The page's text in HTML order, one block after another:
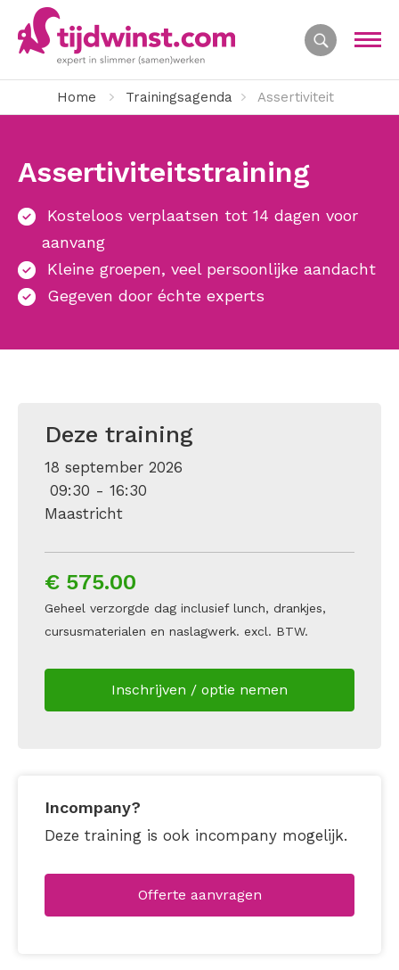
Home Trainingsagenda Assertiviteit
Assertiviteitstraining
Kosteloos verplaatsen tot 14 dagen voor
aanvang
Kleine groepen, veel persoonlijke aandacht
Gegeven door échte experts
Deze training
18 september 2026
09:30 - 16:30
Maastricht
€ 575.00
Geheel verzorgde dag inclusief lunch, drankjes,
cursusmaterialen en naslagwerk. excl. BTW.
Inschrijven / optie nemen
Incompany?
Deze training is ook incompany mogelijk.
Offerte aanvragen